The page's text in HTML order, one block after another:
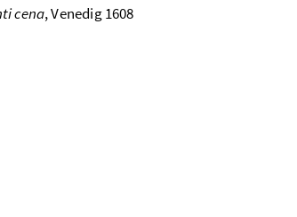
cena, Venedig 1608